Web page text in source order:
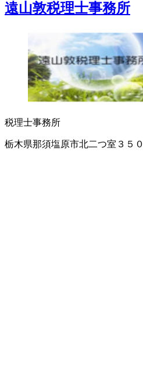
遠山敦税理士事務所
税理士事務所
栃木県那須塩原市北二つ室３５０